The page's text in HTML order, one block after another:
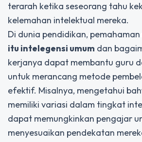
terarah ketika seseorang tahu
kelemahan intelektual mereka.
Di dunia pendidikan,
itu intelegensi umum dan
kerjanya dapat membantu guru
untuk merancang metode
efektif. Misalnya, mengetahui
memiliki variasi dalam tingkat
dapat memungkinkan pengajar
menyesuaikan pendekatan